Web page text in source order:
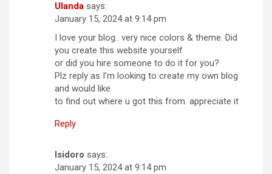
Ulanda says:
January 15, 2024 at 9:14 pm
I love your blog.. very nice colors & theme. Did
you create this website yourself
or did you hire someone to do it for you?
Plz reply as I’m looking to create my own blog
and would like
to find out where u got this from. appreciate it
Reply
Isidoro says:
January 15, 2024 at 9:14 pm